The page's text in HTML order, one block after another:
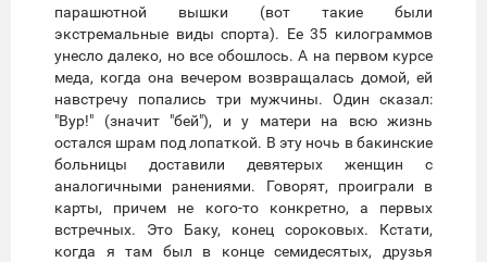
парашютной вышки (вот такие были
экстремальные виды спорта). Ее 35 килограммов
унесло далеко, но все обошлось. А на первом курсе
меда, когда она вечером возвращалась домой, ей
навстречу попались три мужчины. Один сказал:
"Вур!" (значит "бей"), и у матери на всю жизнь
остался шрам под лопаткой. В эту ночь в бакинские
больницы доставили девятерых женщин с
аналогичными ранениями. Говорят, проиграли в
карты, причем не кого-то конкретно, а первых
встречных. Это Баку, конец сороковых. Кстати,
когда я там был в конце семидесятых, друзья